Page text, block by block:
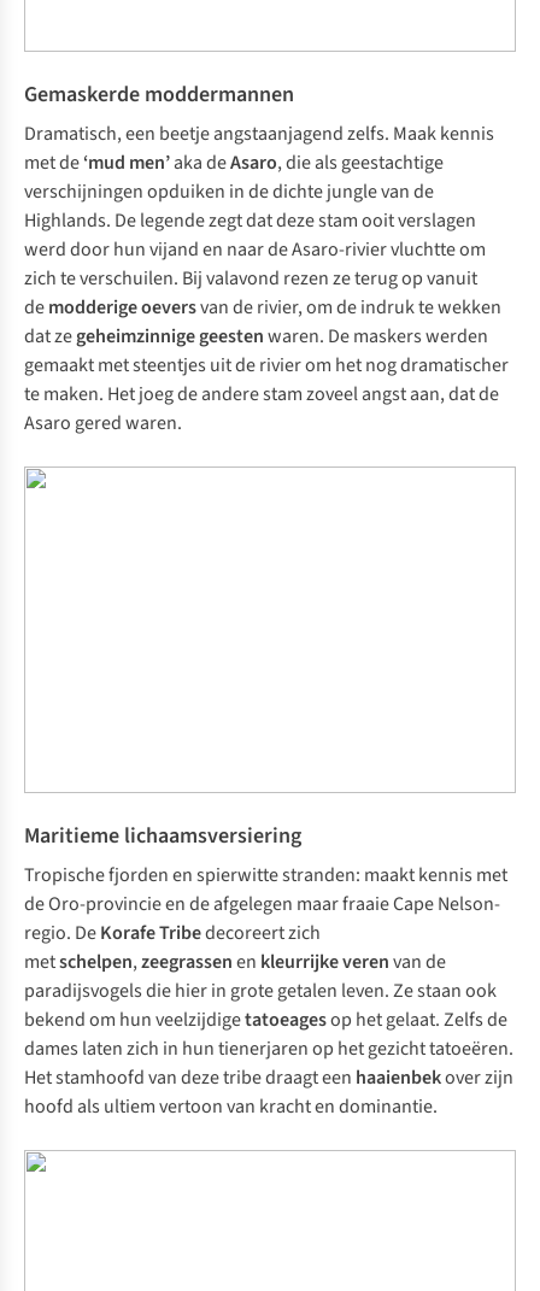
Gemaskerde moddermannen
Dramatisch, een beetje angstaanjagend zelfs. Maak kennis
met de‘mud men’aka deAsaro, die als geestachtige
verschijningen opduiken in de dichte jungle van de
Highlands. De legende zegt dat deze stam ooit verslagen
werd door hun vijand en naar de Asaro-rivier vluchtte om
zich te verschuilen. Bij valavond rezen ze terug op vanuit
demodderige oeversvan de rivier, om de indruk te wekken
dat zegeheimzinnige geestenwaren. De maskers werden
gemaakt met steentjes uit de rivier om het nog dramatischer
te maken. Het joeg de andere stam zoveel angst aan, dat de
Asaro gered waren.
Maritieme lichaamsversiering
Tropische fjorden en spierwitte stranden: maakt kennis met
de Oro-provincie en de afgelegen maar fraaie Cape Nelson-
regio. DeKorafe Tribedecoreert zich
metschelpen,zeegrassenen kleurrijke verenvan de
paradijsvogels die hier in grote getalen leven. Ze staan ook
bekend om hun veelzijdigetatoeagesop het gelaat. Zelfs de
dames laten zich in hun tienerjaren op het gezicht tatoeëren.
Het stamhoofd van deze tribe draagt een haaienbekover zijn
hoofd als ultiem vertoon van kracht en dominantie.